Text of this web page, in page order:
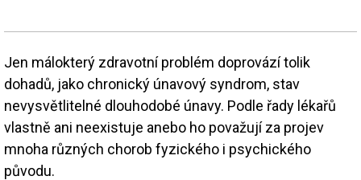
Jen málokterý zdravotní problém doprovází tolik
dohadů, jako chronický únavový syndrom, stav
nevysvětlitelné dlouhodobé únavy. Podle řady lékařů
vlastně ani neexistuje anebo ho považují za projev
mnoha různých chorob fyzického i psychického
původu.